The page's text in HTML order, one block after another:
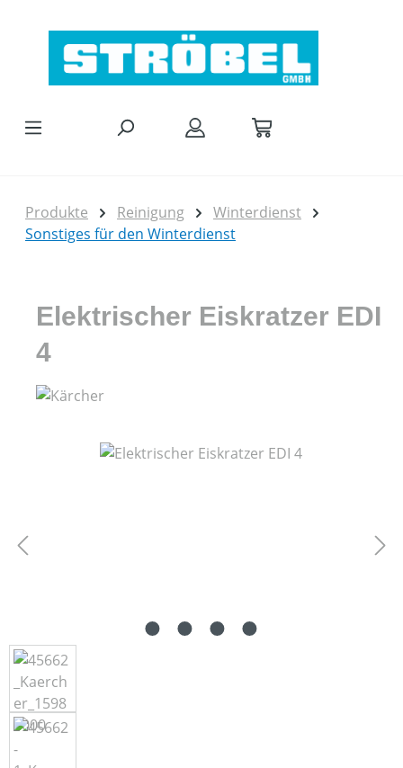
Produkte Reinigung
Winterdienst
Sonstiges für den Winterdienst
Elektrischer Eiskratzer EDI
4
Bildergalerie überspringen